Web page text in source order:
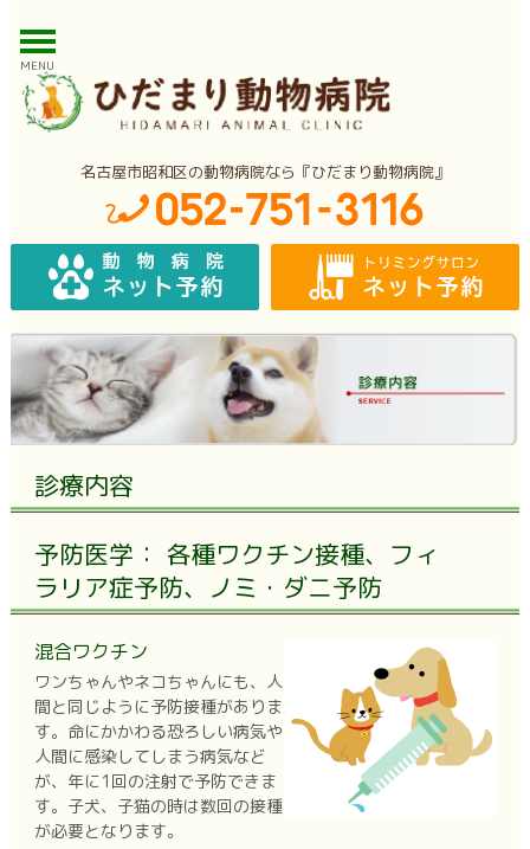
MENU
名古屋市昭和区の動物病院なら『ひだまり動物病院』
診療内容
予防医学： 各種ワクチン接種、フィ
ラリア症予防、ノミ・ダニ予防
混合ワクチン
ワンちゃんやネコちゃんにも、人
間と同じように予防接種がありま
す。命にかかわる恐ろしい病気や
人間に感染してしまう病気など
が、年に1回の注射で予防できま
す。子犬、子猫の時は数回の接種
が必要となります。